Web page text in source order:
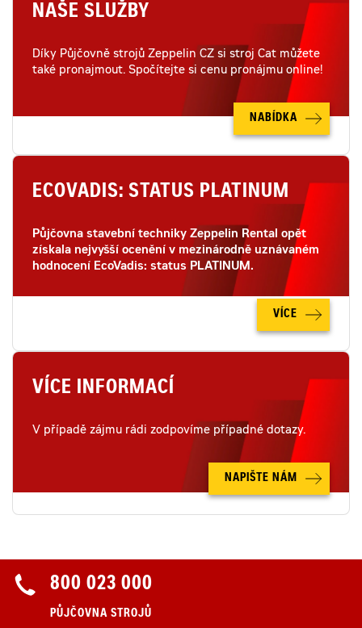
NAŠE SLUŽBY
Díky Půjčovně strojů Zeppelin CZ si stroj Cat můžete
také pronajmout. Spočítejte si cenu pronájmu online!
NABÍDKA
ECOVADIS: STATUS PLATINUM
Půjčovna stavební techniky Zeppelin Rental opět
získala nejvyšší ocenění v mezinárodně uznávaném
hodnocení EcoVadis: status PLATINUM.
VÍCE
VÍCE INFORMACÍ
V případě zájmu rádi zodpovíme případné dotazy.
NAPIŠTE NÁM
800 023 000
PŮJČOVNA STROJŮ